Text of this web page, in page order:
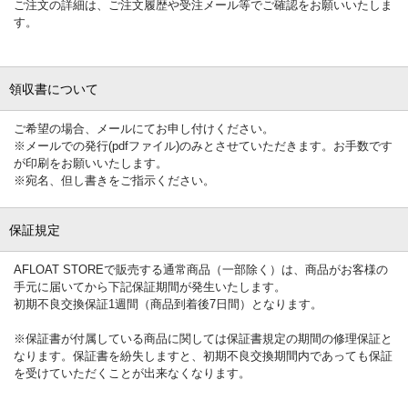
ご注文の詳細は、ご注文履歴や受注メール等でご確認をお願いいたしま
す。
領収書について
ご希望の場合、メールにてお申し付けください。
※メールでの発行(pdfファイル)のみとさせていただきます。お手数です
が印刷をお願いいたします。
※宛名、但し書きをご指示ください。
保証規定
AFLOAT STOREで販売する通常商品（一部除く）は、商品がお客様の
手元に届いてから下記保証期間が発生いたします。
初期不良交換保証1週間（商品到着後7日間）となります。
※保証書が付属している商品に関しては保証書規定の期間の修理保証と
なります。保証書を紛失しますと、初期不良交換期間内であっても保証
を受けていただくことが出来なくなります。